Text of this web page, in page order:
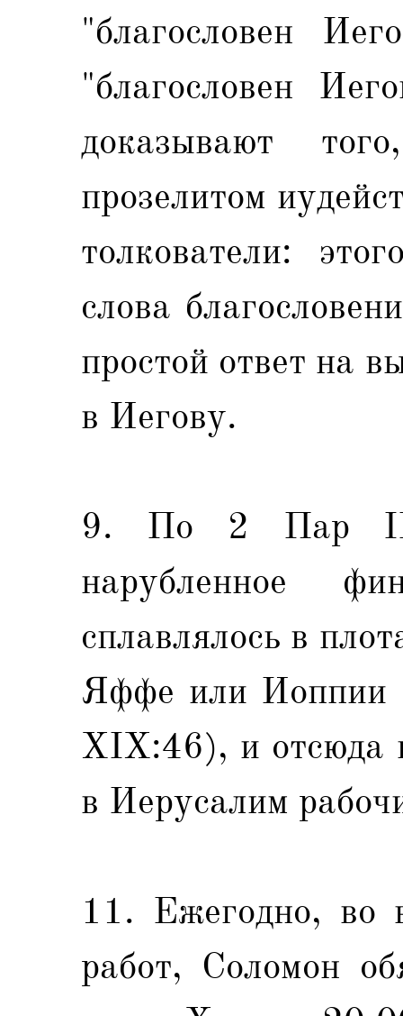
"благословен
"благословен
доказывают
прозелитом
толкователи:
слова
простой ответ на
в Иегову.
9. По 2 Пар
нарубленное
сплавлялось в
Яффе или Иоппии
XIX:46), и отсюда
в Иерусалим
11. Ежегодно, во
работ, Соломон